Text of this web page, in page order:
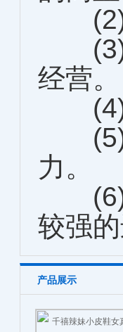
(2)
(3)
经营。
(4)
(5)
力。
(6)
较强
产品展示